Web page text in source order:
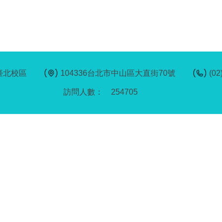
254705
北校區 104336台北市中山區大直街70號